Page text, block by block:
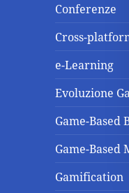
Conferenze
Cross-
e-Learning
Evoluzione
Game-Based
Game-Based
Gamification